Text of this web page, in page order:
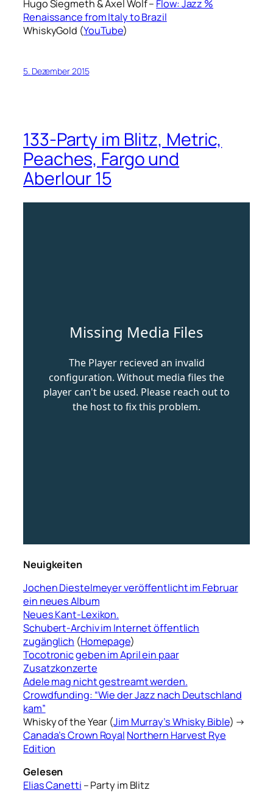
Hugo Siegmeth & Axel Wolf – Flow: Jazz %
Renaissance from Italy to Brazil
WhiskyGold (YouTube)
5. Dezember 2015
133-Party im Blitz, Metric,
Peaches, Fargo und
Aberlour 15
Neuigkeiten
Jochen Diestelmeyer veröffentlicht im Februar
ein neues Album
Neues Kant-Lexikon.
Schubert-Archiv im Internet öffentlich
zugänglich (Homepage)
Tocotronicgeben im April ein paar
Zusatzkonzerte
Adele mag nicht gestreamt werden.
Crowdfunding: “Wie der Jazz nach Deutschland
kam”
Whisky of the Year (Jim Murray’s Whisky Bible) →
Canada’s Crown Royal Northern Harvest Rye
Edition
Gelesen
Elias Canetti – Party im Blitz